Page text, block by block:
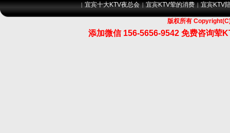
|宜宾十大KTV夜总会 |宜宾KTV荤的消费 |宜宾KTV
版权所有
添加微信 156-5656-9542 免费咨询荤